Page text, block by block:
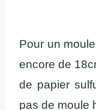
Pour un
encore de
de papier
pas de moule